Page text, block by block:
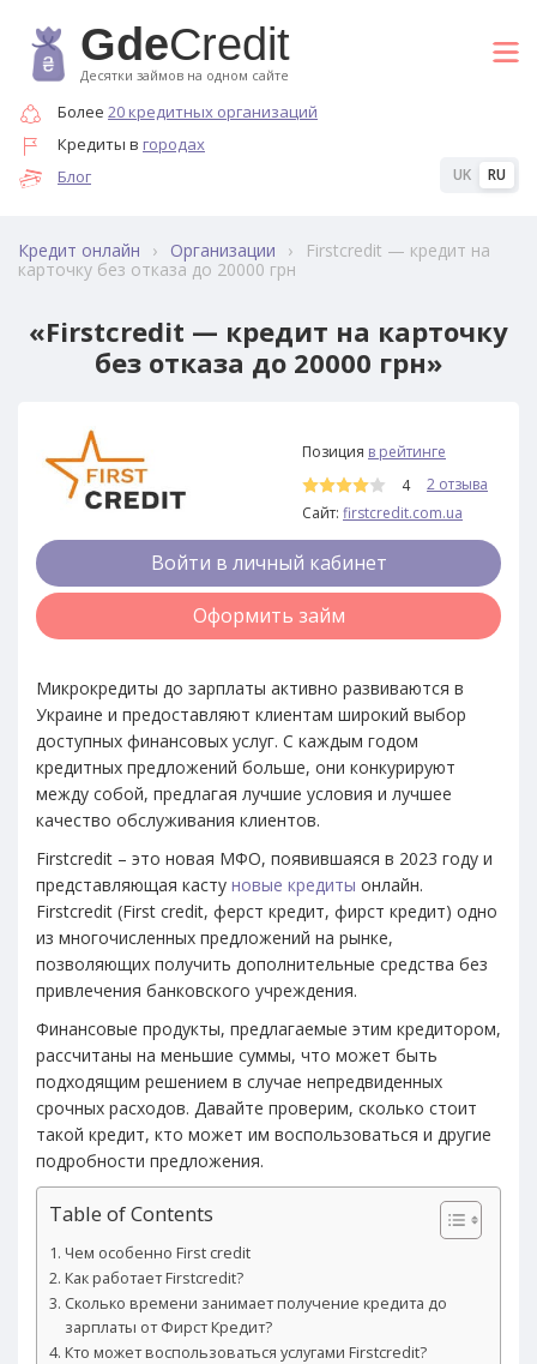
GdeCredit
Десятки займов на одном сайте
Более 20 кредитных организаций
Кредиты в городах
Блог
UK RU
Кредит онлайн › Организации ›
Firstcredit — кредит на
карточку без отказа до 20000 грн
«Firstcredit — кредит на карточку
без отказа до 20000 грн»
Позиция в рейтинге
4
2 отзыва
Сайт: firstcredit.com.ua
Войти в личный кабинет
Оформить займ
Микрокредиты до зарплаты активно развиваются в
Украине и предоставляют клиентам широкий выбор
доступных финансовых услуг. С каждым годом
кредитных предложений больше, они конкурируют
между собой, предлагая лучшие условия и лучшее
качество обслуживания клиентов.
Firstcredit – это новая МФО, появившаяся в 2023 году и
представляющая касту новые кредиты онлайн.
Firstcredit (First credit, ферст кредит, фирст кредит) одно
из многочисленных предложений на рынке,
позволяющих получить дополнительные средства без
привлечения банковского учреждения.
Финансовые продукты, предлагаемые этим кредитором,
рассчитаны на меньшие суммы, что может быть
подходящим решением в случае непредвиденных
срочных расходов. Давайте проверим, сколько стоит
такой кредит, кто может им воспользоваться и другие
подробности предложения.
Table of Contents
Чем особенно First credit
Как работает Firstcredit?
Сколько времени занимает получение кредита до
зарплаты от Фирст Кредит?
Кто может воспользоваться услугами Firstcredit?